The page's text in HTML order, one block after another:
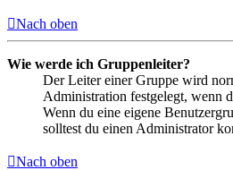
Nach oben
Wie werde ich Gruppenleiter?
Der Leiter einer Gruppe wird
Administration festgelegt, wenn
Wenn du eine eigene
solltest du einen Administrator
Nach oben